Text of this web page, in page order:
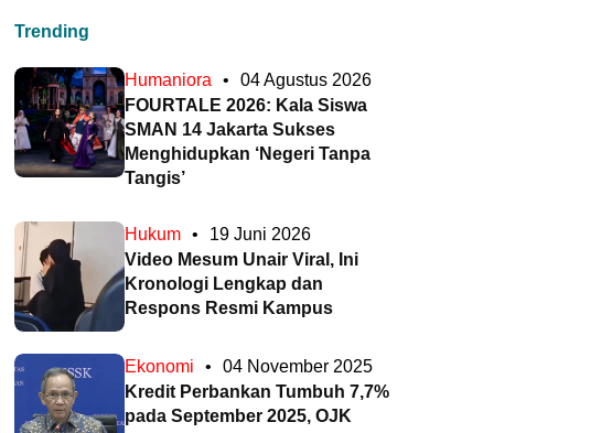
Trending
Humaniora •
04 Agustus 2026
FOURTALE 2026: Kala Siswa
SMAN 14 Jakarta Sukses
Menghidupkan ‘Negeri Tanpa
Tangis’
Hukum •
19 Juni 2026
Video Mesum Unair Viral, Ini
Kronologi Lengkap dan
Respons Resmi Kampus
Ekonomi •
04 November 2025
Kredit Perbankan Tumbuh 7,7%
pada September 2025, OJK